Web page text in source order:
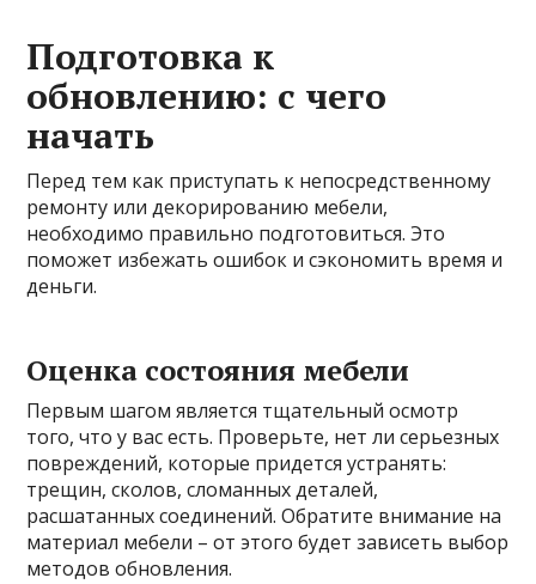
Подготовка к
обновлению: с чего
начать
Перед тем как приступать к непосредственному
ремонту или декорированию мебели,
необходимо правильно подготовиться. Это
поможет избежать ошибок и сэкономить время и
деньги.
Оценка состояния мебели
Первым шагом является тщательный осмотр
того, что у вас есть. Проверьте, нет ли серьезных
повреждений, которые придется устранять:
трещин, сколов, сломанных деталей,
расшатанных соединений. Обратите внимание на
материал мебели – от этого будет зависеть выбор
методов обновления.